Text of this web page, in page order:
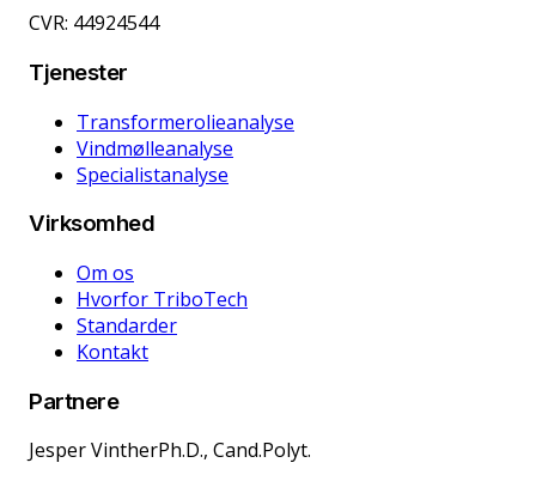
CVR: 44924544
Tjenester
Transformerolieanalyse
Vindmølleanalyse
Specialistanalyse
Virksomhed
Om os
Hvorfor TriboTech
Standarder
Kontakt
Partnere
Jesper VintherPh.D., Cand.Polyt.